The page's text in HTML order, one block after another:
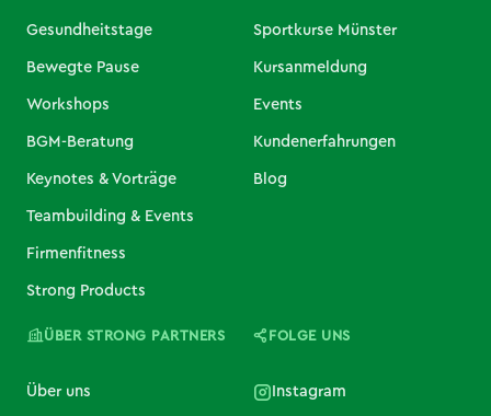
Gesundheitstage
Bewegte Pause
Workshops
BGM-Beratung
Keynotes & Vorträge
Teambuilding & Events
Firmenfitness
Strong Products
Sportkurse Münster
Kursanmeldung
Events
Kundenerfahrungen
Blog
ÜBER STRONG PARTNERS
Über uns
FOLGE UNS
Instagram